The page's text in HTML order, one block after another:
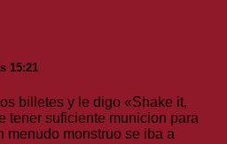
15:21
billetes y le digo «Shake it,
tener suficiente municion para
menudo monstruo se iba a